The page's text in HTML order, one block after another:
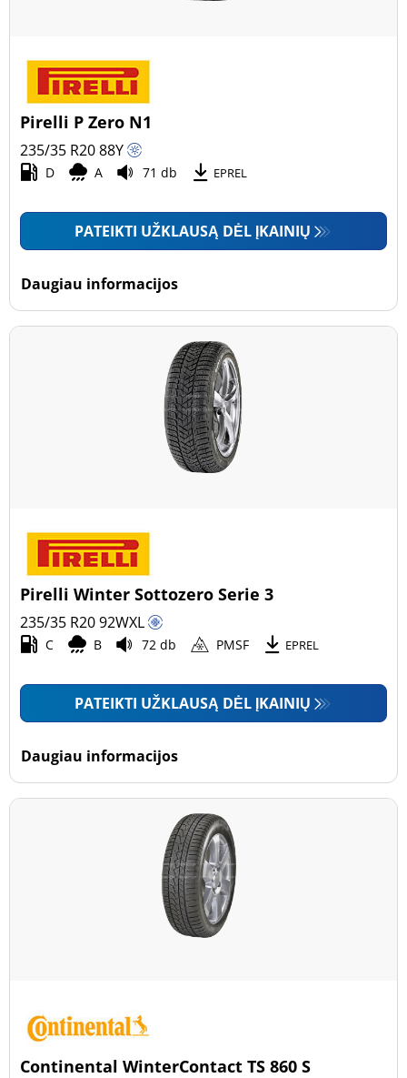
Pirelli P Zero N1
235/35 R2088Y
D A 71 db EPREL
PATEIKTI UŽKLAUSĄ DĖL ĮKAINIŲ
Daugiau informacijos
Pirelli Winter Sottozero Serie 3
235/35 R2092WXL
C B 72 db PMSF EPREL
PATEIKTI UŽKLAUSĄ DĖL ĮKAINIŲ
Daugiau informacijos
Continental WinterContact TS 860 S